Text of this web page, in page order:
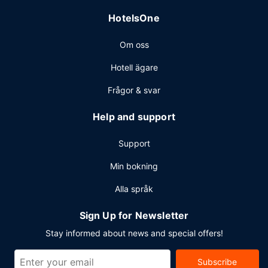
HotelsOne
Om oss
Hotell ägare
Frågor & svar
Help and support
Support
Min bokning
Alla språk
Sign Up for Newsletter
Stay informed about news and special offers!
Subscribe